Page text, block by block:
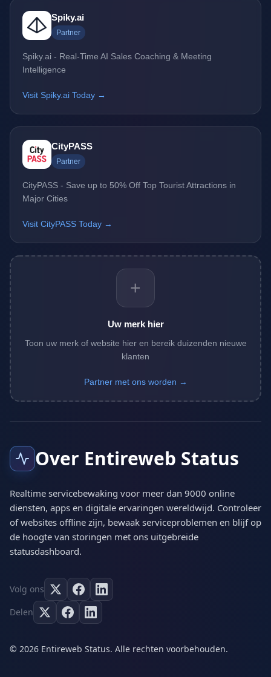
Spiky.ai
Partner
Spiky.ai - Real-Time AI Sales Coaching & Meeting
Intelligence
Visit Spiky.ai Today →
CityPASS
Partner
CityPASS - Save up to 50% Off Top Tourist Attractions in
Major Cities
Visit CityPASS Today →
+
Uw merk hier
Toon uw merk of website hier en bereik duizenden nieuwe
klanten
Partner met ons worden →
Over Entireweb Status
Realtime servicebewaking voor meer dan 9000 online
diensten, apps en digitale ervaringen wereldwijd. Controleer
of websites offline zijn, bewaak serviceproblemen en blijf op
de hoogte van storingen met ons uitgebreide
statusdashboard.
Volg ons
Delen
© 2026 Entireweb Status. Alle rechten voorbehouden.